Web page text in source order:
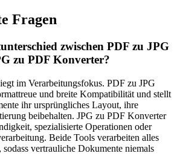
Fragen
zwischen PDF zu JPG
zu PDF Konverter?
im Verarbeitungsfokus. PDF zu JPG
und breite Kompatibilität und stellt
ihr ursprüngliches Layout, ihre
beibehalten. JPG zu PDF Konverter
spezialisierte Operationen oder
Beide Tools verarbeiten alles
vertrauliche Dokumente niemals